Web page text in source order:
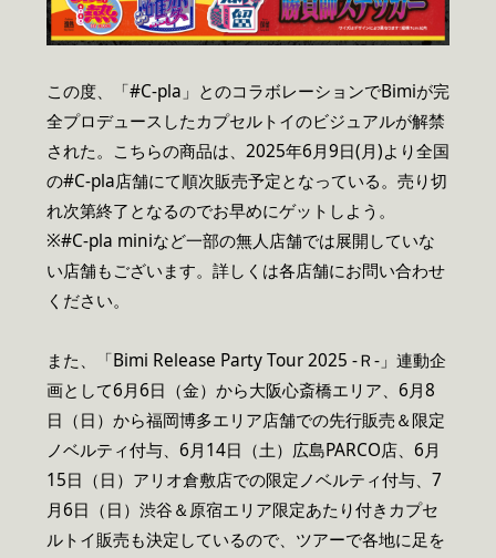
この度、「#C-pla」とのコラボレーションでBimiが完
全プロデュースしたカプセルトイのビジュアルが解禁
された。こちらの商品は、2025年6月9日(月)より全国
の#C-pla店舗にて順次販売予定となっている。売り切
れ次第終了となるのでお早めにゲットしよう。
※#C-pla miniなど一部の無人店舗では展開していな
い店舗もございます。詳しくは各店舗にお問い合わせ
ください。
また、「Bimi Release Party Tour 2025 -Ｒ-」連動企
画として6月6日（金）から大阪心斎橋エリア、6月8
日（日）から福岡博多エリア店舗での先行販売＆限定
ノベルティ付与、6月14日（土）広島PARCO店、6月
15日（日）アリオ倉敷店での限定ノベルティ付与、7
月6日（日）渋谷＆原宿エリア限定あたり付きカプセ
ルトイ販売も決定しているので、ツアーで各地に足を